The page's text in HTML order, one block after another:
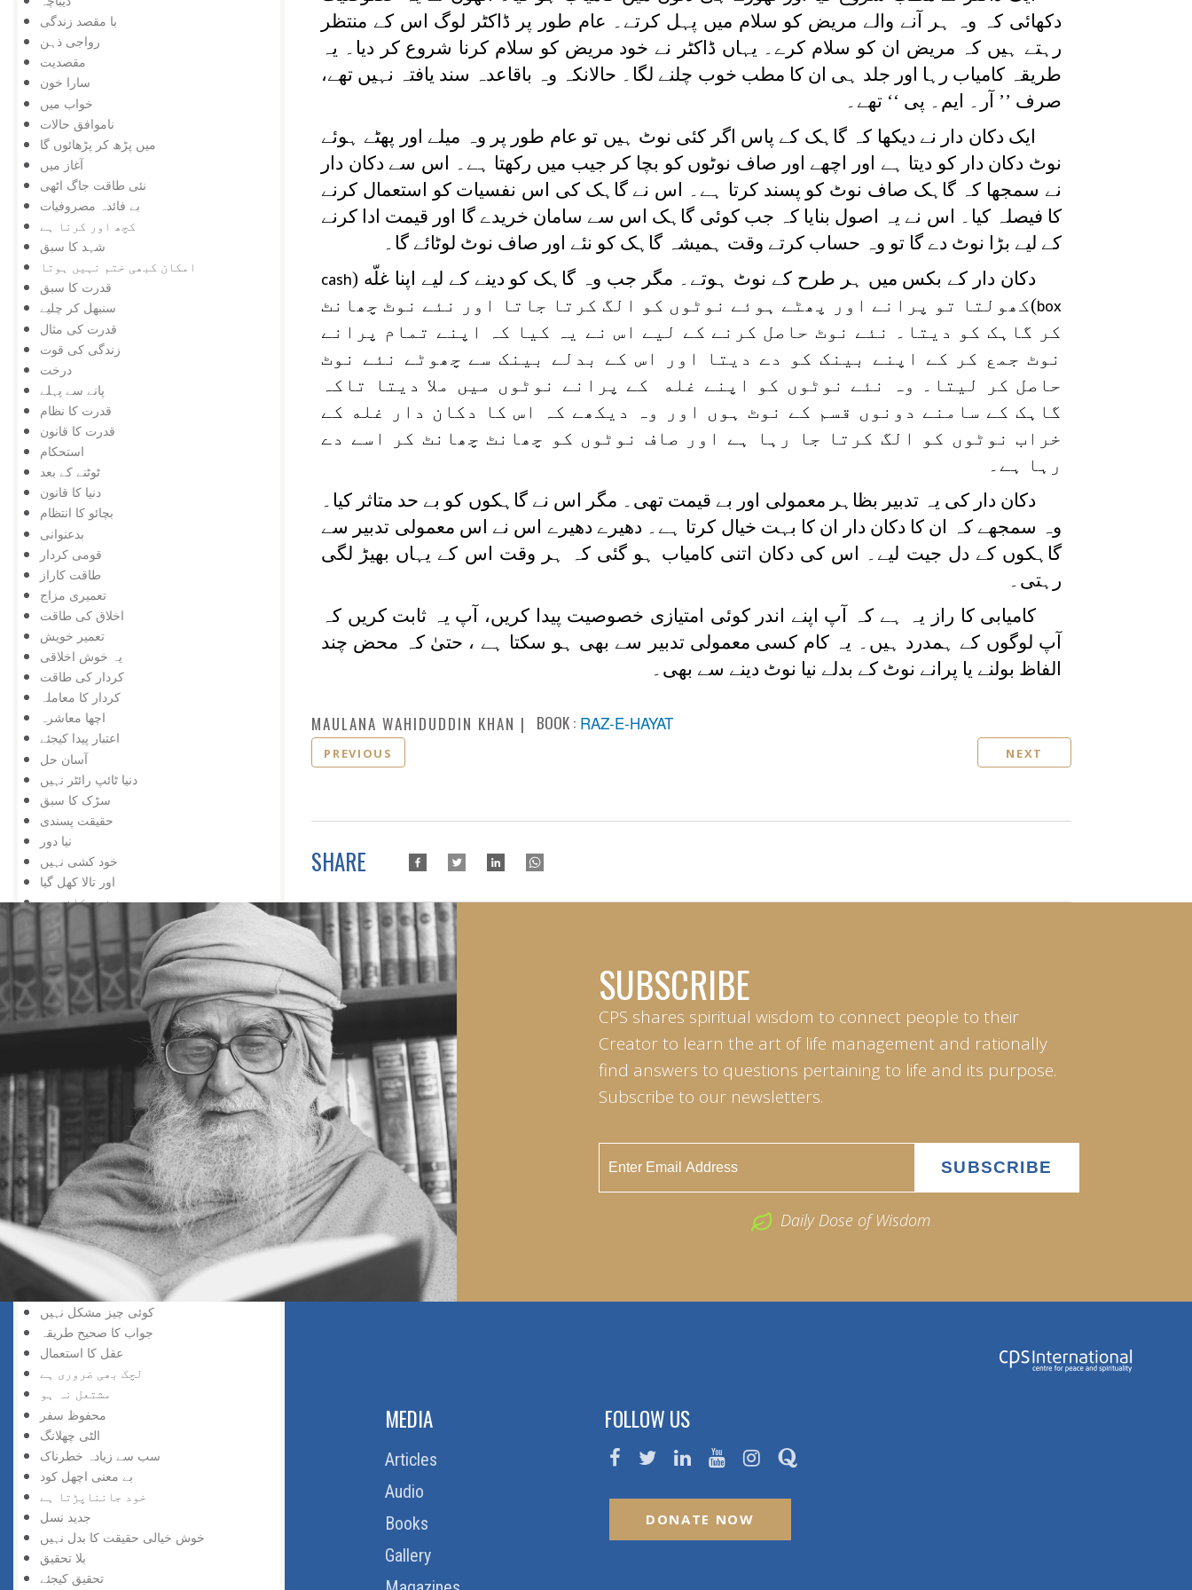
با مقصد زندگی
رواجی ذہن
مقصدیت
سارا خون
خواب میں
ناموافق حالات
میں پڑھ کر پڑھائوں گا
آغاز میں
نئی طاقت جاگ اٹھی
بے فائدہ مصروفیات
کچھ اور کرنا ہے
شہد کا سبق
امکان کبھی ختم نہیں ہوتا
قدرت کا سبق
سنبھل کر چلیے
قدرت کی مثال
زندگی کی قوت
درخت
پانے سے پہلے
قدرت کا نظام
قدرت کا قانون
استحکام
ٹوٹنے کے بعد
دنیا کا قانون
بچائو کا انتظام
بدعنوانی
قومی کردار
طاقت کاراز
تعمیری مزاج
اخلاق کی طاقت
تعمیر خویش
یہ خوش اخلاقی
کردار کی طاقت
کردار کا معاملہ
اچھا معاشرہ
اعتبار پیدا کیجئے
آسان حل
دنیا ٹائپ رائٹر نہیں
سڑک کا سبق
حقیقت پسندی
نیا دور
خود کشی نہیں
اور تالا کھل گیا
شوق کافی ہے
زبان درازی
حقیقت پسندی نہ کہ شوق
دشمنی کے وقت بھی
تعلیم کی اہمیت
اس کے باوجود
اپنی کوشش سے
ہار میں جیت
کامیابی کے لیے
کمی کی تلافی
بربادی کے بعد بھی
تم غریب نہیں ، دولت مند ہو
کمزوری نعمت ثابت ہوئی
سڑک بند ہے
افسوس نہ کیجئے
ناکامی زینہ بن گئی
سمجھ دار کون
تاریخ سازی
کوئی چیز مشکل نہیں
جواب کا صحیح طریقہ
عقل کا استعمال
لچک بھی ضروری ہے
مشتعل نہ ہو
محفوظ سفر
الٹی چھلانگ
سب سے زیادہ خطرناک
بے معنی اچھل کود
خود جانناپڑتا ہے
جدید نسل
خوش خیالی حقیقت کا بدل نہیں
بلا تحقیق
تحقیق کیجئے
دکھائی کہ وہ ہر آنے والے مریض کو سلام میں پہل کرتے۔ عام طور پر ڈاکٹر لوگ اس کے منتظر
رہتے ہیں کہ مریض ان کو سلام کرے۔ یہاں ڈاکٹر نے خود مریض کو سلام کرنا شروع کر دیا۔ یہ
طریقہ کامیاب رہا اور جلد ہی ان کا مطب خوب چلنے لگا۔ حالانکہ وہ باقاعدہ سند یافتہ نہیں تھے،
صرف ’’ آر۔ ایم۔ پی ‘‘ تھے۔
ایک دکان دار نے دیکھا کہ گاہک کے پاس اگر کئی نوٹ ہیں تو عام طور پر وہ میلے اور پھٹے ہوئے
نوٹ دکان دار کو دیتا ہے اور اچھے اور صاف نوٹوں کو بچا کر جیب میں رکھتا ہے۔ اس سے دکان دار
نے سمجھا کہ گاہک صاف نوٹ کو پسند کرتا ہے۔ اس نے گاہک کی اس نفسیات کو استعمال کرنے
کا فیصلہ کیا۔ اس نے یہ اصول بنایا کہ جب کوئی گاہک اس سے سامان خریدے گا اور قیمت ادا کرنے
کے لیے بڑا نوٹ دے گا تو وہ حساب کرتے وقت ہمیشہ گاہک کو نئے اور صاف نوٹ لوٹائے گا۔
دکان دار کے بکس میں ہر طرح کے نوٹ ہوتے۔ مگر جب وہ گاہک کو دینے کے لیے اپنا غلّه (cash
box)کھولتا تو پرانے اور پھٹے ہوئے نوٹوں کو الگ کرتا جاتا اور نئے نوٹ چھانٹ
کر گاہک کو دیتا۔ نئے نوٹ حاصل کرنے کے لیے اس نے یہ کیا کہ اپنے تمام پرانے
نوٹ جمع کر کے اپنے بینک کو دے دیتا اور اس کے بدلے بینک سے چھوٹے نئے نوٹ
حاصل کر لیتا۔ وہ نئے نوٹوں کو اپنے غله کے پرانے نوٹوں میں ملا دیتا تاکہ
گاہک کے سامنے دونوں قسم کے نوٹ ہوں اور وہ دیکھے کہ اس کا دکان دار غله کے
خراب نوٹوں کو الگ کرتا جا رہا ہے اور صاف نوٹوں کو چھانٹ چھانٹ کر اسے دے
رہا ہے۔
دکان دار کی یہ تدبیر بظاہر معمولی اور بے قیمت تھی۔ مگر اس نے گاہکوں کو بے حد متاثر کیا۔
وہ سمجھے کہ ان کا دکان دار ان کا بہت خیال کرتا ہے۔ دھیرے دھیرے اس نے اس معمولی تدبیر سے
گاہکوں کے دل جیت لیے۔ اس کی دکان اتنی کامیاب ہو گئی کہ ہر وقت اس کے یہاں بھیڑ لگی
رہتی۔
کامیابی کا راز یہ ہے کہ آپ اپنے اندر کوئی امتیازی خصوصیت پیدا کریں، آپ یہ ثابت کریں کہ
آپ لوگوں کے ہمدرد ہیں۔ یہ کام کسی معمولی تدبیر سے بھی ہو سکتا ہے ، حتیٰ کہ محض چند
الفاظ بولنے یا پرانے نوٹ کے بدلے نیا نوٹ دینے سے بھی۔
MAULANA WAHIDUDDIN KHAN BOOK : RAZ-E-HAYAT
PREVIOUS NEXT
SHARE
SUBSCRIBE
CPS shares spiritual wisdom to connect people to their
Creator to learn the art of life management and rationally
find answers to questions pertaining to life and its purpose.
Subscribe to our newsletters.
Daily Dose of Wisdom
MEDIA
Articles
Audio
Books
Gallery
FOLLOW US
DONATE NOW